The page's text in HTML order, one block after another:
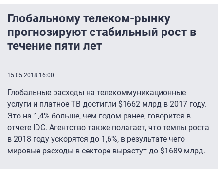
Глобальному телеком-рынку
прогнозируют стабильный рост в
течение пяти лет
15.05.2018 16:00
Глобальные расходы на телекоммуникационные
услуги и платное ТВ достигли $1662 млрд в 2017 году.
Это на 1,4% больше, чем годом ранее, говорится в
отчете IDC. Агентство также полагает, что темпы роста
в 2018 году ускорятся до 1,6%, в результате чего
мировые расходы в секторе вырастут до $1689 млрд.